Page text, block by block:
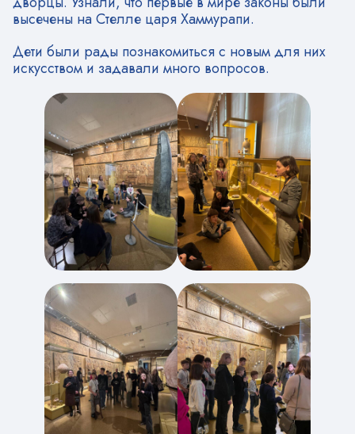
высечены на Стелле царя Хаммурапи.
Дети были рады познакомиться с новым для них
искусством и задавали много вопросов.